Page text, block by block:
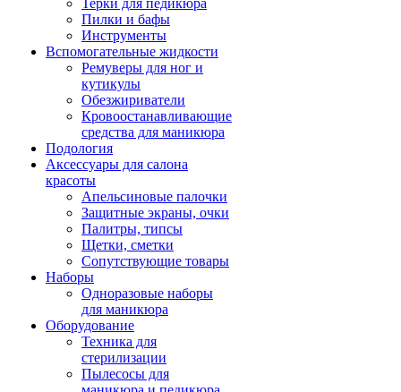
Терки для педикюра
Пилки и бафы
Инструменты
Вспомогательные жидкости
Ремуверы для ног и
кутикулы
Обезжириватели
Кровоостанавливающие
средства для маникюра
Подология
Аксессуары для салона
красоты
Апельсиновые палочки
Защитные экраны, очки
Палитры, типсы
Щетки, сметки
Сопутствующие товары
Наборы
Одноразовые наборы
для маникюра
Оборудование
Техника для
стерилизации
Пылесосы для